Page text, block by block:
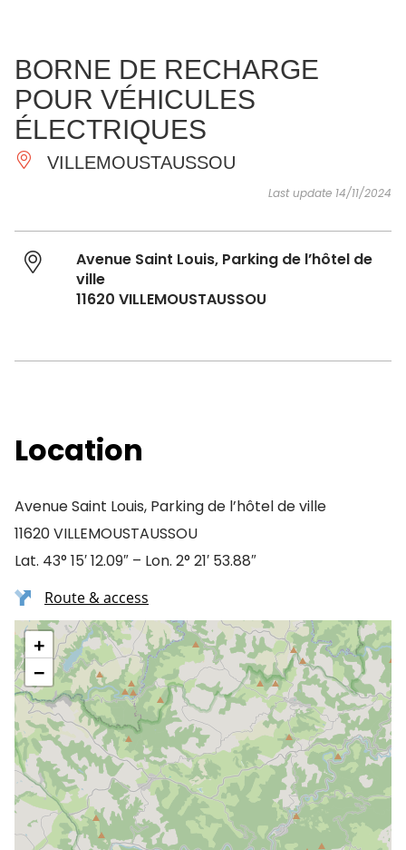
ESSENTIAL
AND
DO
INSPIRATIONS AGENDA
BORNE DE RECHARGE
POUR VÉHICULES
ÉLECTRIQUES
VILLEMOUSTAUSSOU
Last update 14/11/2024
Avenue Saint Louis, Parking de l’hôtel de
ville
11620 VILLEMOUSTAUSSOU
Location
Avenue Saint Louis, Parking de l’hôtel de ville
11620 VILLEMOUSTAUSSOU
Lat. 43° 15′ 12.09″ – Lon. 2° 21′ 53.88″
Route & access
+
−